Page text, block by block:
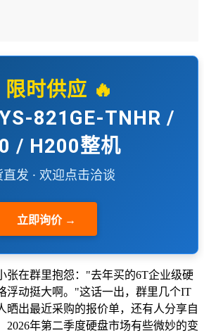
限时供应 🔥
821GE-TNHR /
/ H200整机
发 · 欢迎点击洽谈
立即询价 →
张在群里抱怨："去年买的6T企业级硬
浮动挺大啊。"这话一出，群里几个IT
晒出最近采购的报价单，还有人分享自
2026年第二季度硬盘市场有些微妙的变